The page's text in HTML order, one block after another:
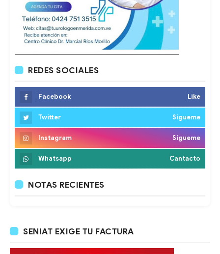
REDES SOCIALES
Facebook Like
Twitter Sigueme
Instagram Sigueme
Whatsapp Cantacto
NOTAS RECIENTES
SENIAT EXIGE TU FACTURA